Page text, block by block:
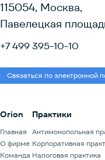
115054, Москва,
Павелецкая
+7 499 395-10-10
Связаться по электронной
Orion
Главная
О фирме
Команда
Практики
Антимонопольная
Корпоративная
Налоговая практика